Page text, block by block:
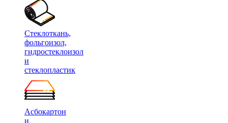
Стеклоткань,
фольгоизол,
гидростеклоизол
и
стеклопластик
Асбокартон
и